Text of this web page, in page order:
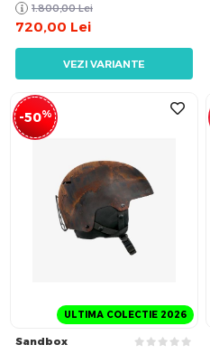
1.800,00 Lei
720,00 Lei
VEZI VARIANTE
-50%
ULTIMA COLECTIE 2026
Sandbox